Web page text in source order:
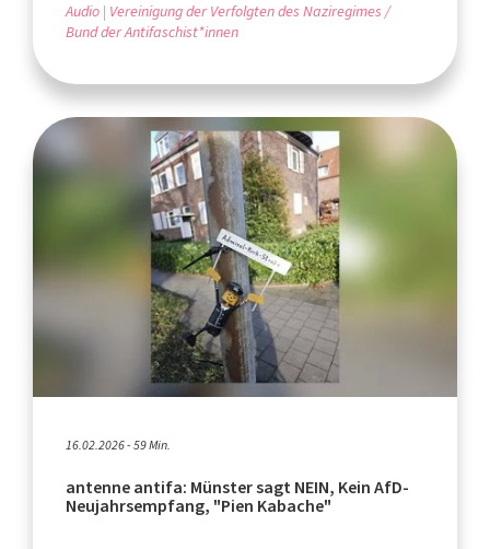
Audio Vereinigung der Verfolgten des Naziregimes /
Bund der Antifaschist*innen
16.02.2026 - 59 Min.
antenne antifa: Münster sagt NEIN, Kein AfD-
Neujahrsempfang, "Pien Kabache"